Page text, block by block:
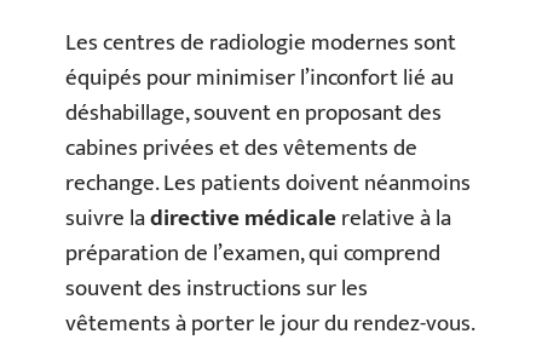
Les centres de radiologie modernes sont
équipés pour minimiser l’inconfort lié au
déshabillage, souvent en proposant des
cabines privées et des vêtements de
rechange. Les patients doivent néanmoins
suivre ladirective médicalerelative à la
préparation de l’examen, qui comprend
souvent des instructions sur les
vêtements à porter le jour du rendez-vous.